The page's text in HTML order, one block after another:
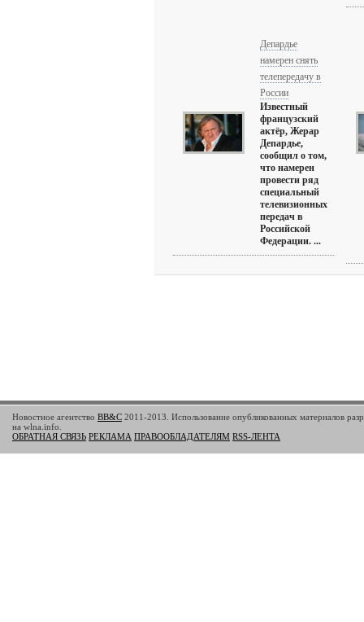
Депардье
намерен снять
телепередачу в
России
Известный
французский
актёр, Жерар
Депардье,
сообщил о том,
что намерен
провести ряд
специальный
телевизионных
передач в
Российской
Федерации. ...
Новостное агентство BB&C 2011-2013. Использование опубликованных материалов
на wlna.info.
ОБРАТНАЯ СВЯЗЬ РЕКЛАМА ПРАВООБЛАДАТЕЛЯМ RSS-ЛЕНТА